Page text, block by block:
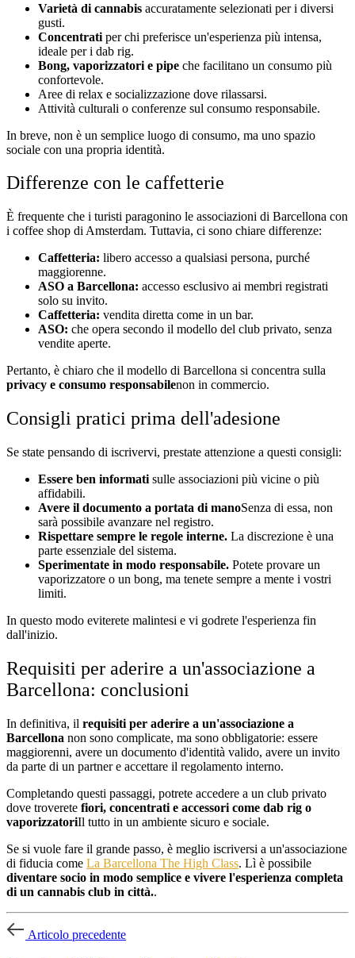
Varietà di cannabis accuratamente selezionati per i diversi
gusti.
Concentrati per chi preferisce un'esperienza più intensa,
ideale per i dab rig.
Bong, vaporizzatori e pipe che facilitano un consumo più
confortevole.
Aree di relax e socializzazione dove rilassarsi.
Attività culturali o conferenze sul consumo responsabile.
In breve, non è un semplice luogo di consumo, ma uno spazio
sociale con una propria identità.
Differenze con le caffetterie
È frequente che i turisti paragonino le associazioni di Barcellona con
i coffee shop di Amsterdam. Tuttavia, ci sono chiare differenze:
Caffetteria: libero accesso a qualsiasi persona, purché
maggiorenne.
ASO a Barcellona: accesso esclusivo ai membri registrati
solo su invito.
Caffetteria: vendita diretta come in un bar.
ASO: che opera secondo il modello del club privato, senza
vendite aperte.
Pertanto, è chiaro che il modello di Barcellona si concentra sulla
privacy e consumo responsabilenon in commercio.
Consigli pratici prima dell'adesione
Se state pensando di iscrivervi, prestate attenzione a questi consigli:
Essere ben informati sulle associazioni più vicine o più
affidabili.
Avere il documento a portata di manoSenza di essa, non
sarà possibile avanzare nel registro.
Rispettare sempre le regole interne. La discrezione è una
parte essenziale del sistema.
Sperimentate in modo responsabile. Potete provare un
vaporizzatore o un bong, ma tenete sempre a mente i vostri
limiti.
In questo modo eviterete malintesi e vi godrete l'esperienza fin
dall'inizio.
Requisiti per aderire a un'associazione a
Barcellona: conclusioni
In definitiva, il requisiti per aderire a un'associazione a
Barcellona non sono complicate, ma sono obbligatorie: essere
maggiorenni, avere un documento d'identità valido, avere un invito
da parte di un partner e accettare il regolamento interno.
Completando questi passaggi, potrete accedere a un club privato
dove troverete fiori, concentrati e accessori come dab rig o
vaporizzatoriIl tutto in un ambiente sicuro e sociale.
Se si vuole fare il grande passo, è meglio iscriversi a un'associazione
di fiducia come La Barcellona The High Class. Lì è possibile
diventare socio in modo semplice e vivere l'esperienza completa
di un cannabis club in città..
Articolo precedente